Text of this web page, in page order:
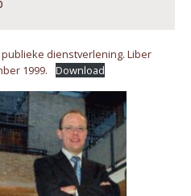
dienstverlening. Liber
1999.
Download